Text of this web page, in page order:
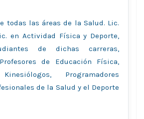
todas las áreas de la Salud. Lic.
en Actividad Física y Deporte,
de dichas carreras,
de Educación Física,
Programadores
de la Salud y el Deporte